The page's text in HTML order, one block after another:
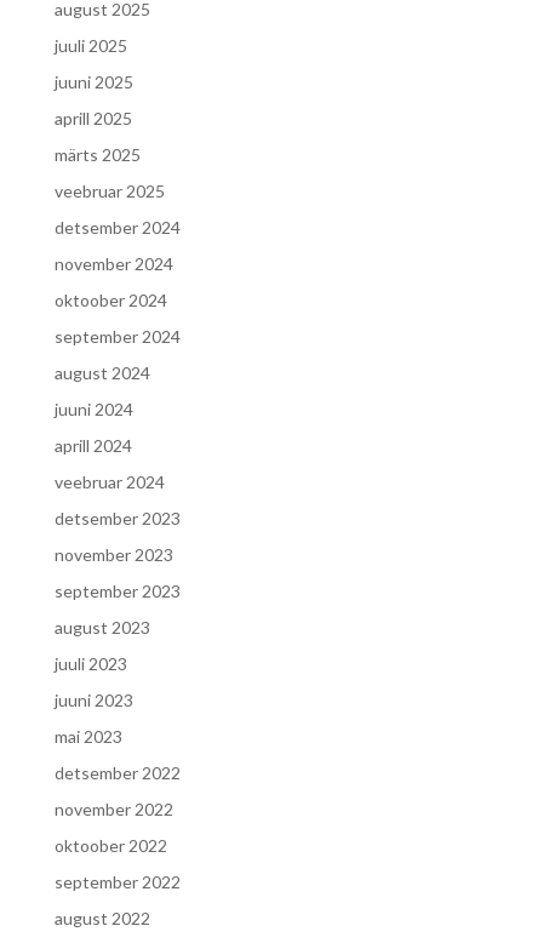
august 2025
juuli 2025
juuni 2025
aprill 2025
märts 2025
veebruar 2025
detsember 2024
november 2024
oktoober 2024
september 2024
august 2024
juuni 2024
aprill 2024
veebruar 2024
detsember 2023
november 2023
september 2023
august 2023
juuli 2023
juuni 2023
mai 2023
detsember 2022
november 2022
oktoober 2022
september 2022
august 2022